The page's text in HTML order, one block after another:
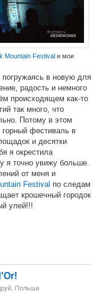
Mountain Festival и мои
в новую для
радость и немного
происходящем как-то
так много, что
Потому в этом
фестиваль в
и десятки
я окрестила
я точно увижу больше.
от меня и
Festival по следам
крошечный городок
улей!!!
Польша